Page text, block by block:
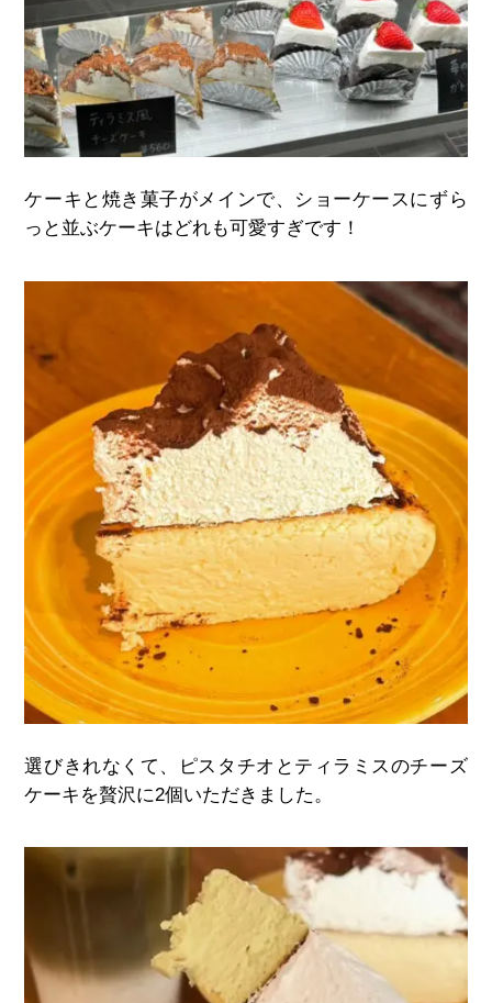
ケーキと焼き菓子がメインで、ショーケースにずら
っと並ぶケーキはどれも可愛すぎです！
選びきれなくて、ピスタチオとティラミスのチーズ
ケーキを贅沢に2個いただきました。